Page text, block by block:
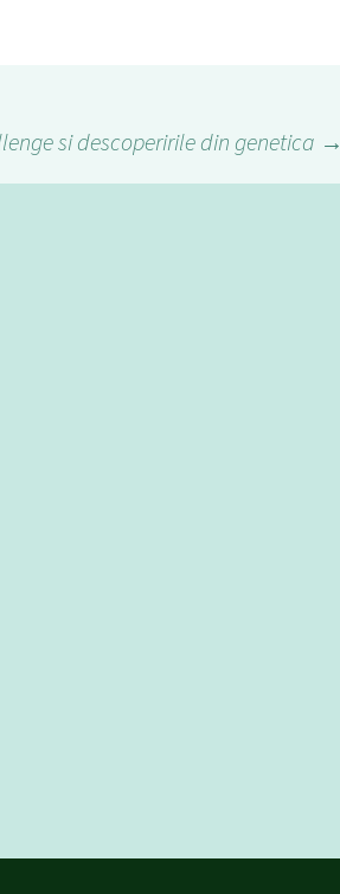
si descoperirile din genetica →